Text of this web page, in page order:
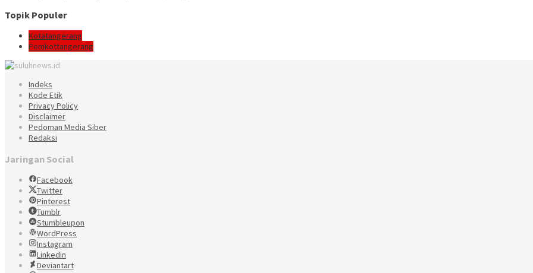
Topik Populer
Kotatangerang
Pemkottangerang
Indeks
Kode Etik
Privacy Policy
Disclaimer
Pedoman Media Siber
Redaksi
Jaringan Social
Facebook
Twitter
Pinterest
Tumblr
Stumbleupon
WordPress
Instagram
Linkedin
Deviantart